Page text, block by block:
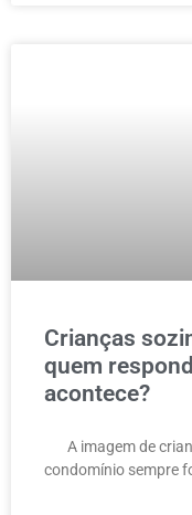
Crianças
quem
acontece?
A imagem de
condomínio sempre